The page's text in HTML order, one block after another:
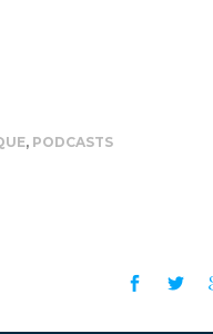
, PODCASTS